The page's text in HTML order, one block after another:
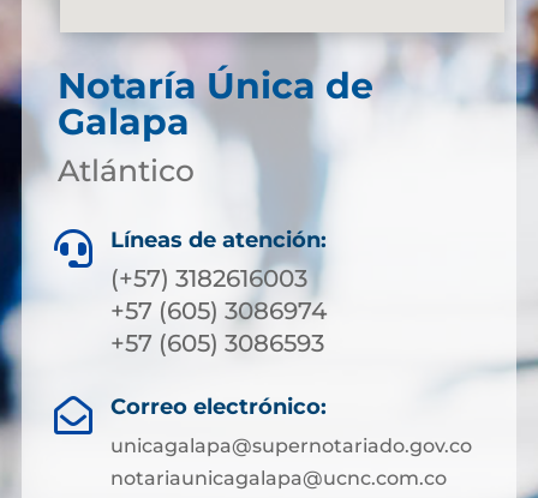
Notaría Única de
Galapa
Atlántico
 Líneas de atención:
(+57) 3182616003
+57 (605) 3086974
+57 (605) 3086593
 Correo electrónico:
unicagalapa@supernotariado.gov.co
notariaunicagalapa@ucnc.com.co